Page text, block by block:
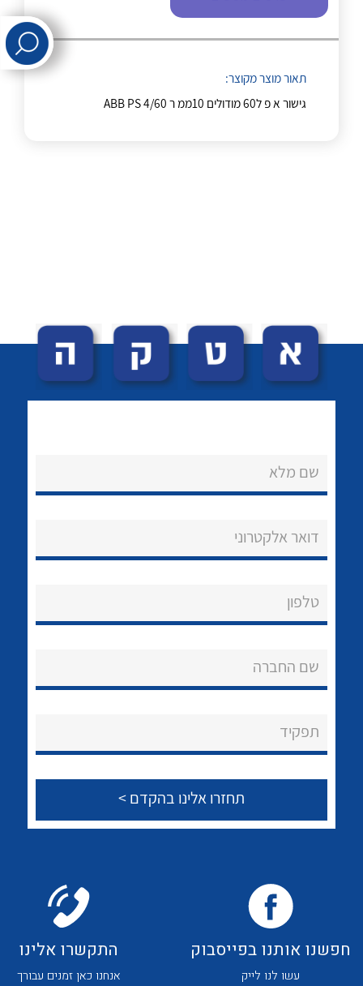
הצוות שלנו
שאלות ותשובות
שירותי תמיכה
צור קשר
לכל מוצרי היצרן לכל מוצרי היצרן
לכל מוצרי היצרן לכל מוצרי היצרן
לכל מוצרי היצרן
לכל מוצרי היצרן לכל מוצרי היצרן
תאור מוצר מקוצר:
גישור א פ ל60 מודולים 10ממ ר ABB PS 4/60
שם מלא
דואר אלקטרוני
טלפון
שם החברה
תפקיד
חפשנו אותנו בפייסבוק
עשו לנו לייק
התקשרו אלינו
אנחנו כאן זמנים עבורך